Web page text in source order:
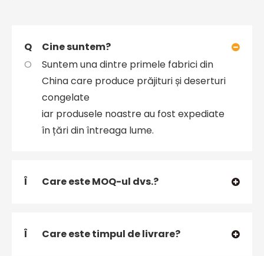
Q
Cine suntem?
O
Suntem una dintre primele fabrici din
China care produce prăjituri și deserturi
congelate
iar produsele noastre au fost expediate
în țări din întreaga lume.
Î Care este MOQ-ul dvs.?
Î Care este timpul de livrare?